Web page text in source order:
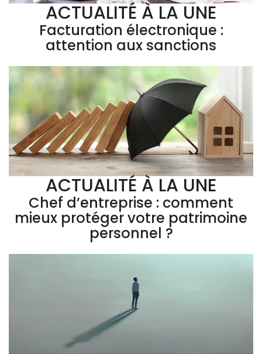
ACTUALITÉ À LA UNE
Facturation électronique :
attention aux sanctions
ACTUALITÉ À LA UNE
Chef d’entreprise : comment
mieux protéger votre patrimoine
personnel ?